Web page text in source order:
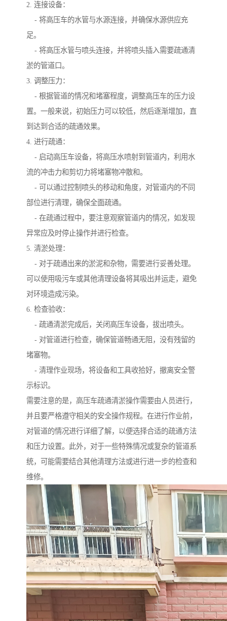
2. 连接设备：
- 将高压车的水管与水源连接，并确保水源供应充
足。
- 将高压水管与喷头连接，并将喷头插入需要疏通清
淤的管道口。
3. 调整压力：
- 根据管道的情况和堵塞程度，调整高压车的压力设
置。一般来说，初始压力可以较低，然后逐渐增加，直
到达到合适的疏通效果。
4. 进行疏通：
- 启动高压车设备，将高压水喷射到管道内，利用水
流的冲击力和剪切力将堵塞物冲散和。
- 可以通过控制喷头的移动和角度，对管道内的不同
部位进行清理，确保全面疏通。
- 在疏通过程中，要注意观察管道内的情况，如发现
异常应及时停止操作并进行检查。
5. 清淤处理：
- 对于疏通出来的淤泥和杂物，需要进行妥善处理。
可以使用吸污车或其他清理设备将其吸出并运走，避免
对环境造成污染。
6. 检查验收：
- 疏通清淤完成后，关闭高压车设备，拔出喷头。
- 对管道进行检查，确保管道畅通无阻，没有残留的
堵塞物。
- 清理作业现场，将设备和工具收拾好，撤离安全警
示标识。
需要注意的是，高压车疏通清淤操作需要由人员进行，
并且要严格遵守相关的安全操作规程。在进行作业前，
对管道的情况进行详细了解，以便选择合适的疏通方法
和压力设置。此外，对于一些特殊情况或复杂的管道系
统，可能需要结合其他清理方法或进行进一步的检查和
维修。